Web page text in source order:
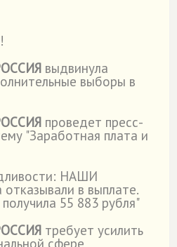
выдвинула
выборы в
проведет пресс-
"Заработная плата и
НАШИ
в выплате.
55 883 рубля"
требует усилить
сфере